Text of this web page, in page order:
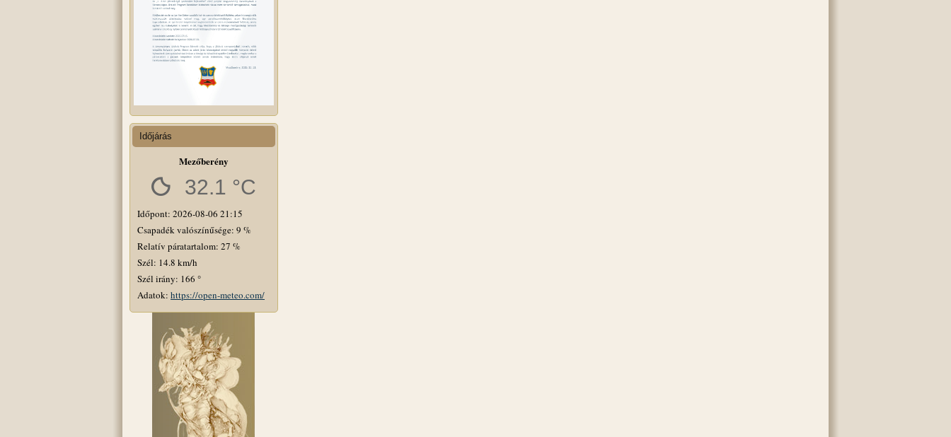
Időjárás
Mezőberény
32.1 °C
Időpont: 2026-08-06 21:15
Csapadék valószínűsége: 9 %
Relatív páratartalom: 27 %
Szél: 14.8 km/h
Szél irány: 166 °
Adatok: https://open-meteo.com/